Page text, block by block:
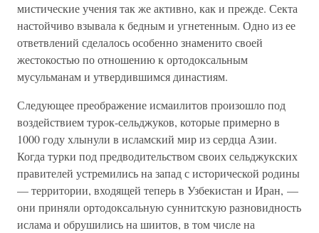
мистические учения так же активно, как и прежде. Секта
настойчиво взывала к бедным и угнетенным. Одно из ее
ответвлений сделалось особенно знаменито своей
жестокостью по отношению к ортодоксальным
мусульманам и утвердившимся династиям.
Следующее преображение исмаилитов произошло под
воздействием турок-сельджуков, которые примерно в
1000 году хлынули в исламский мир из сердца Азии.
Когда турки под предводительством своих сельджукских
правителей устремились на запад с исторической родины
— территории, входящей теперь в Узбекистан и Иран, —
они приняли ортодоксальную суннитскую разновидность
ислама и обрушились на шиитов, в том числе на